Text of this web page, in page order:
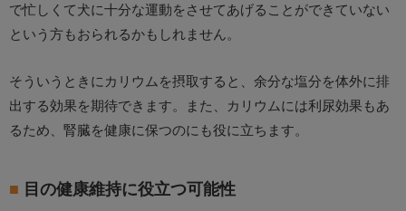
で忙しくて犬に十分な運動をさせてあげることができていない
という方もおられるかもしれません。
そういうときにカリウムを摂取すると、余分な塩分を体外に排
出する効果を期待できます。また、カリウムには利尿効果もあ
るため、腎臓を健康に保つのにも役に立ちます。
目の健康維持に役立つ可能性